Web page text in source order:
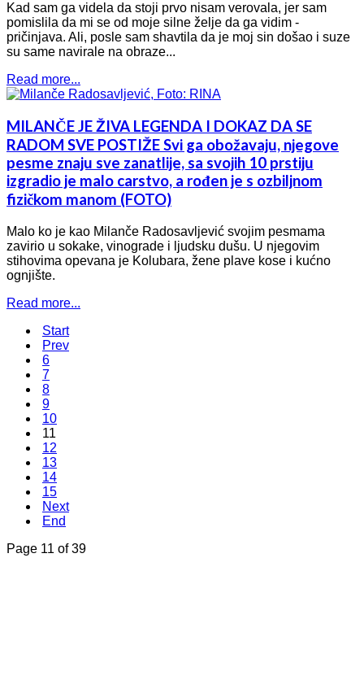
Kad sam ga videla da stoji prvo nisam verovala, jer sam
pomislila da mi se od moje silne želje da ga vidim -
pričinjava. Ali, posle sam shavtila da je moj sin došao i suze
su same navirale na obraze...
Read more...
MILANČE JE ŽIVA LEGENDA I DOKAZ DA SE
RADOM SVE POSTIŽE Svi ga obožavaju, njegove
pesme znaju sve zanatlije, sa svojih 10 prstiju
izgradio je malo carstvo, a rođen je s ozbiljnom
fizičkom manom (FOTO)
Malo ko je kao Milanče Radosavljević svojim pesmama
zavirio u sokake, vinograde i ljudsku dušu. U njegovim
stihovima opevana je Kolubara, žene plave kose i kućno
ognjište.
Read more...
Start
Prev
6
7
8
9
10
11
12
13
14
15
Next
End
Page 11 of 39